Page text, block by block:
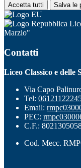
Accetta tutti Salva le
Marzio"
Contatti
Liceo Classico e
Via Capo
Tel:
Email:
PEC:
C.F.:
Cod. Mecc.